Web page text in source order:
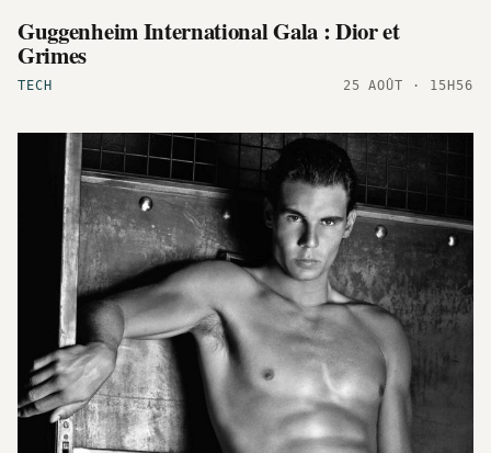
TECH
Guggenheim International Gala : Dior et
Grimes
25 AOÛT · 15H56